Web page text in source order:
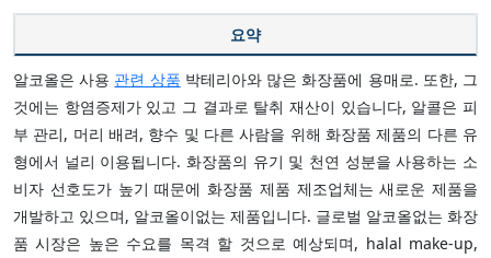
요약
알코올은 사용 관련 상품 박테리아와 많은 화장품에 용매로. 또한, 그
것에는 항염증제가 있고 그 결과로 탈취 재산이 있습니다, 알콜은 피
부 관리, 머리 배려, 향수 및 다른 사람을 위해 화장품 제품의 다른 유
형에서 널리 이용됩니다. 화장품의 유기 및 천연 성분을 사용하는 소
비자 선호도가 높기 때문에 화장품 제품 제조업체는 새로운 제품을
개발하고 있으며, 알코올이없는 제품입니다. 글로벌 알코올없는 화장
품 시장은 높은 수요를 목격 할 것으로 예상되며, halal make-up,